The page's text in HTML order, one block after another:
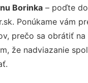
Borinka – poďte
Ponúkame vám
prečo sa obrátiť na
že nadviazanie